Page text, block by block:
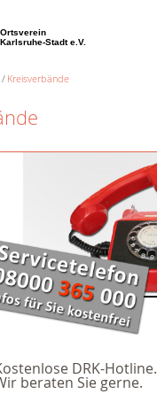
Ortsverein
Karlsruhe-Stadt e.V.
Kreisverbände
DRK-Hotline.
beraten Sie gerne.